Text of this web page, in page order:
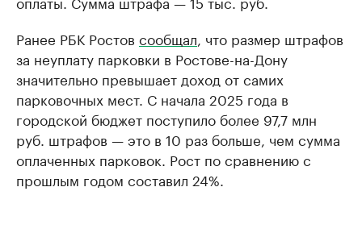
Ранее РБК Ростов сообщал , что размер штрафов
за неуплату парковки в Ростове-на-Дону
значительно превышает доход от самих
парковочных мест. С начала 2025 года в
городской бюджет поступило более 97,7 млн
руб. штрафов — это в 10 раз больше, чем сумма
оплаченных парковок. Рост по сравнению с
прошлым годом составил 24%.